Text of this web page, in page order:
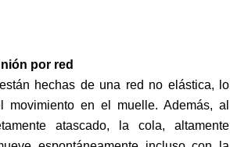
por red
hechas de una red no elástica, lo
movimiento en el muelle. Además, al
atascado, la cola, altamente